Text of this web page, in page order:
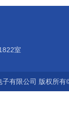
室
子有限公司 版权所